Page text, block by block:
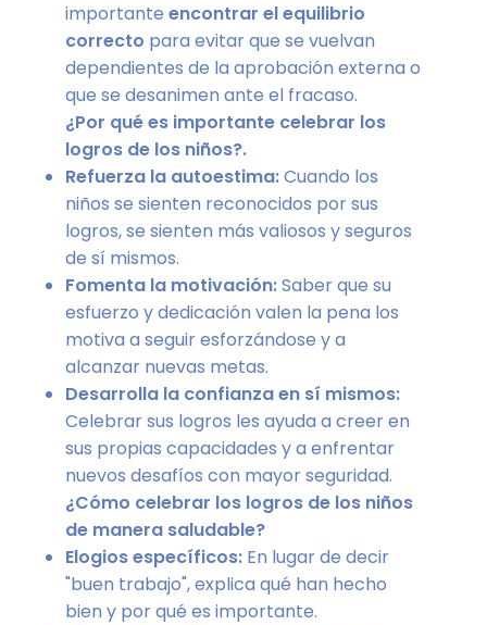
importante encontrar el equilibrio
correcto para evitar que se vuelvan
dependientes de la aprobación externa o
que se desanimen ante el fracaso.
¿Por qué es importante celebrar los
logros de los niños?.
Refuerza la autoestima:Cuando los
niños se sienten reconocidos por sus
logros, se sienten más valiosos y seguros
de sí mismos.
Fomenta la motivación:Saber que su
esfuerzo y dedicación valen la pena los
motiva a seguir esforzándose y a
alcanzar nuevas metas.
Desarrolla la confianza en sí mismos:
Celebrar sus logros les ayuda a creer en
sus propias capacidades y a enfrentar
nuevos desafíos con mayor seguridad.
¿Cómo celebrar los logros de los niños
de manera saludable?
Elogios específicos: En lugar de decir
"buen trabajo", explica qué han hecho
bien y por qué es importante.